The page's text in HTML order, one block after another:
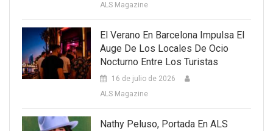
ALS Magazine
El Verano En Barcelona Impulsa El
Auge De Los Locales De Ocio
Nocturno Entre Los Turistas
16 de julio de 2026
ALS Magazine
Nathy Peluso, Portada En ALS